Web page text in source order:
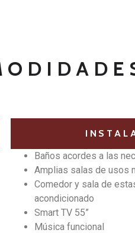
Baños acordes a las
Amplias salas de usos
Comedor y sala de
acondicionado
Smart TV 55”
Música funcional